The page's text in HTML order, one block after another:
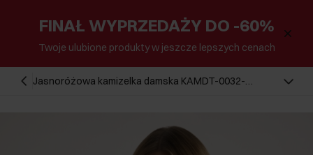
FINAŁ WYPRZEDAŻY DO -60%
Twoje ulubione produkty w jeszcze lepszych cenach
Jasnoróżowa kamizelka damska KAMDT-0032-